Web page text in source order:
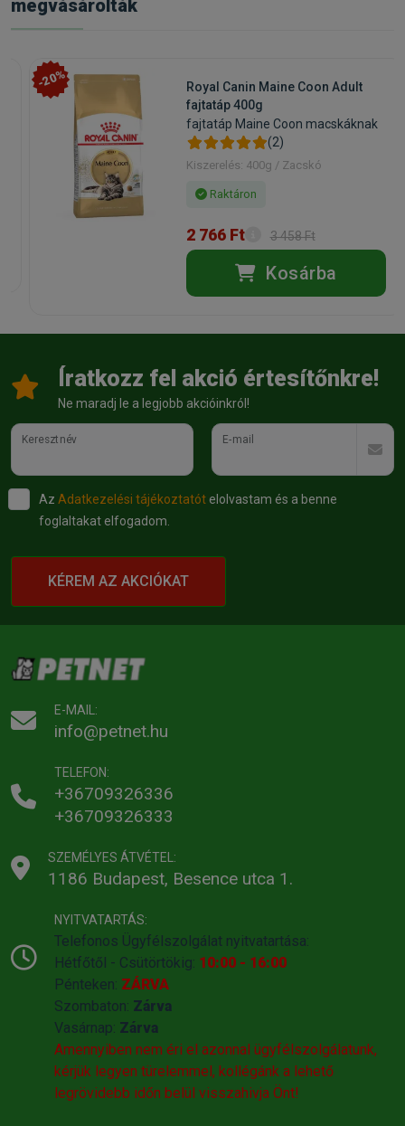
megvásárolták
-20%
Royal Canin Maine Coon Adult
fajtatáp 400g
fajtatáp Maine Coon macskáknak
(2)
Kiszerelés: 400g / Zacskó
Raktáron
2 766 Ft 3 458 Ft
Kosárba
Íratkozz fel akció értesítőnkre!
Ne maradj le a legjobb akcióinkról!
Keresztnév E-mail
Az Adatkezelési tájékoztatót elolvastam és a benne
foglaltakat elfogadom.
KÉREM AZ AKCIÓKAT
E-MAIL:
info@petnet.hu
TELEFON:
+36709326336
+36709326333
SZEMÉLYES ÁTVÉTEL:
1186 Budapest, Besence utca 1.
NYITVATARTÁS:
Telefonos Ügyfélszolgálat nyitvatartása:
Hétfőtől - Csütörtökig: 10:00 - 16:00
Pénteken: ZÁRVA
Szombaton: Zárva
Vasárnap: Zárva
Amennyiben nem éri el azonnal ügyfélszolgálatunk,
kérjük legyen türelemmel, kollégánk a lehető
legrövidebb időn belül visszahivja Önt!